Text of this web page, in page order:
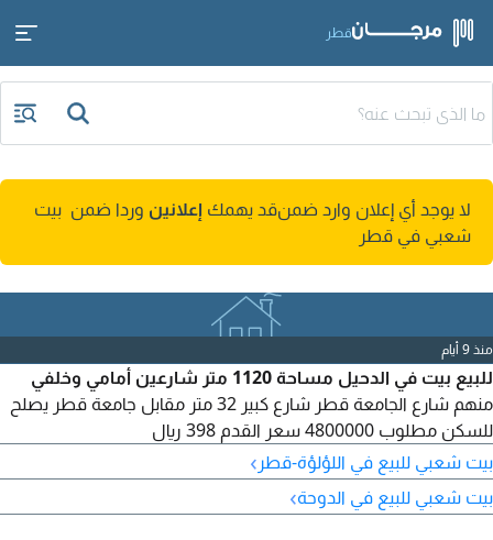
قطر
لا يوجد أي إعلان وارد ضمنقد يهمك إعلانين وردا ضمن بيت
شعبي في قطر
منذ 9 أيام
للبيع بيت في الدحيل مساحة 1120 متر شارعين أمامي وخلفي
منهم شارع الجامعة قطر شارع كبير 32 متر مقابل جامعة قطر يصلح
للسكن مطلوب 4800000 سعر القدم 398 ريال
بيت شعبي للبيع في اللؤلؤة-قطر ›
بيت شعبي للبيع في الدوحة›